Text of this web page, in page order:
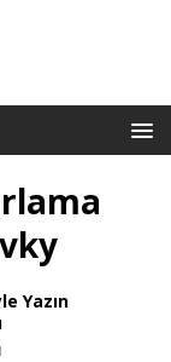
Yazın